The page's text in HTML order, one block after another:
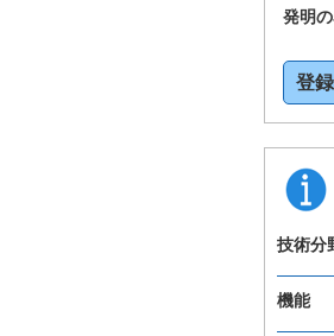
発明
登
技術分
機能